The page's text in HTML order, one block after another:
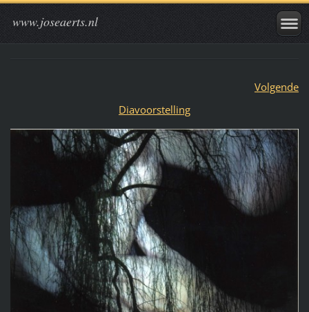
www.joseaerts.nl
Volgende
Diavoorstelling